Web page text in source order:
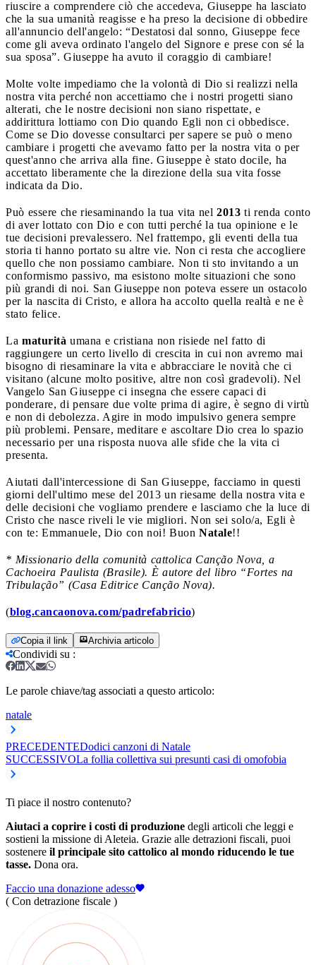
riuscire a comprendere ciò che accedeva, Giuseppe ha lasciato
che la sua umanità reagisse e ha preso la decisione di obbedire
all'annuncio dell'angelo: “Destatosi dal sonno, Giuseppe fece
come gli aveva ordinato l'angelo del Signore e prese con sé la
sua sposa”. Giuseppe ha avuto il coraggio di cambiare!
Molte volte impediamo che la volontà di Dio si realizzi nella
nostra vita perché non accettiamo che i nostri progetti siano
alterati, che le nostre decisioni non siano rispettate, e
addirittura lottiamo con Dio quando Egli non ci obbedisce.
Come se Dio dovesse consultarci per sapere se può o meno
cambiare i progetti che avevamo fatto per la nostra vita o per
quest'anno che arriva alla fine. Giuseppe è stato docile, ha
accettato liberamente che la direzione della sua vita fosse
indicata da Dio.
Può essere che riesaminando la tua vita nel 2013 ti renda conto
di aver lottato con Dio e con tutti perché la tua opinione e le
tue decisioni prevalessero. Nel frattempo, gli eventi della tua
storia ti hanno portato su altre vie. Non ci resta che accogliere
quello che non possiamo cambiare. Non ti sto invitando a un
conformismo passivo, ma esistono molte situazioni che sono
più grandi di noi. San Giuseppe non poteva essere un ostacolo
per la nascita di Cristo, e allora ha accolto quella realtà e ne è
stato felice.
La maturità umana e cristiana non risiede nel fatto di
raggiungere un certo livello di crescita in cui non avremo mai
bisogno di riesaminare la vita e abbracciare le novità che ci
visitano (alcune molto positive, altre non così gradevoli). Nel
Vangelo San Giuseppe ci insegna che essere capaci di
ponderare, di pensare due volte prima di agire, è segno di virtù
e non di debolezza. Agire in modo impulsivo genera sempre
più problemi. Pensare, meditare e ascoltare Dio crea lo spazio
necessario per una risposta nuova alle sfide che la vita ci
presenta.
Aiutati dall'intercessione di San Giuseppe, facciamo in questi
giorni dell'ultimo mese del 2013 un riesame della nostra vita e
delle decisioni che vogliamo prendere e lasciamo che la luce di
Cristo che nasce riveli le vie migliori. Non sei solo/a, Egli è
con te: Emmanuele, Dio con noi! Buon Natale!!
* Missionario della comunità cattolica Canção Nova, a
Cachoeira Paulista (Brasile). È autore del libro “Fortes na
Tribulação” (Casa Editrice Canção Nova).
(blog.cancaonova.com/padrefabricio)
Copia il link Archivia articolo
Condividi su :
Le parole chiave/tag associati a questo articolo:
natale
PRECEDENTEDodici canzoni di Natale
SUCCESSIVOLa follia collettiva sui presunti casi di omofobia
Ti piace il nostro contenuto?
Aiutaci a coprire i costi di produzione degli articoli che leggi e
sostieni la missione di Aleteia. Grazie alle detrazioni fiscali, puoi
sostenere il principale sito cattolico al mondo riducendo le tue
tasse. Dona ora.
Faccio una donazione adesso
( Con detrazione fiscale )